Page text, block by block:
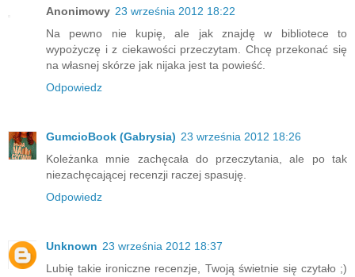
Anonimowy 23 września 2012 18:22
Na pewno nie kupię, ale jak znajdę w bibliotece to
wypożyczę i z ciekawości przeczytam. Chcę przekonać się
na własnej skórze jak nijaka jest ta powieść.
Odpowiedz
GumcioBook (Gabrysia) 23 września 2012 18:26
Koleżanka mnie zachęcała do przeczytania, ale po tak
niezachęcającej recenzji raczej spasuję.
Odpowiedz
Unknown 23 września 2012 18:37
Lubię takie ironiczne recenzje, Twoją świetnie się czytało ;)